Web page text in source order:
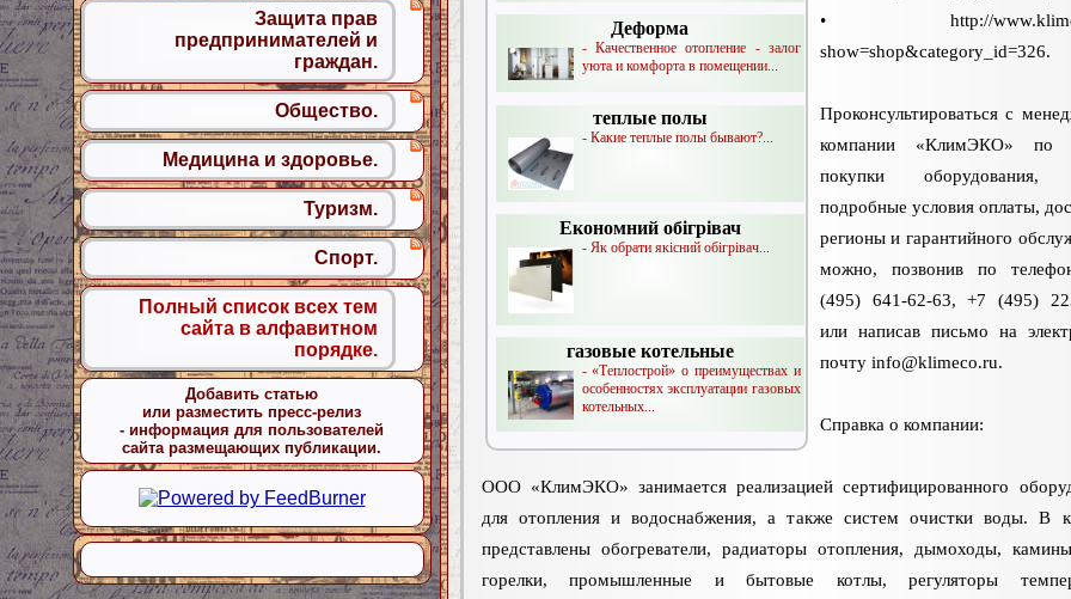
Деформа
- Качественное отопление - залог
уюта и комфорта в помещении...
теплые полы
- Какие теплые полы бывают?...
Економний обігрівач
- Як обрати якісний обігрівач...
газовые котельные
- «Теплострой» о преимуществах и
особенностях эксплуатации газовых
котельных...
• http://
show=shop&category_id=326.
Проконсультироваться с
компании «КлимЭКО» по
покупки оборудования,
подробные условия оплаты,
регионы и гарантийного
можно, позвонив по
(495) 641-62-63, +7 (495)
или написав письмо на
почту info@klimeco.ru.
Справка о компании:
ООО «КлимЭКО» занимается реализацией сертифицированного
для отопления и водоснабжения, а также систем очистки воды. В
представлены обогреватели, радиаторы отопления, дымоходы,
горелки, промышленные и бытовые котлы, регуляторы
Защита прав
предпринимателей и
граждан.
Общество.
Медицина и здоровье.
Туризм.
Спорт.
Полный список всех тем
сайта в алфавитном
порядке.
Добавить статью
или разместить пресс-релиз
- информация для пользователей
сайта размещающих публикации.